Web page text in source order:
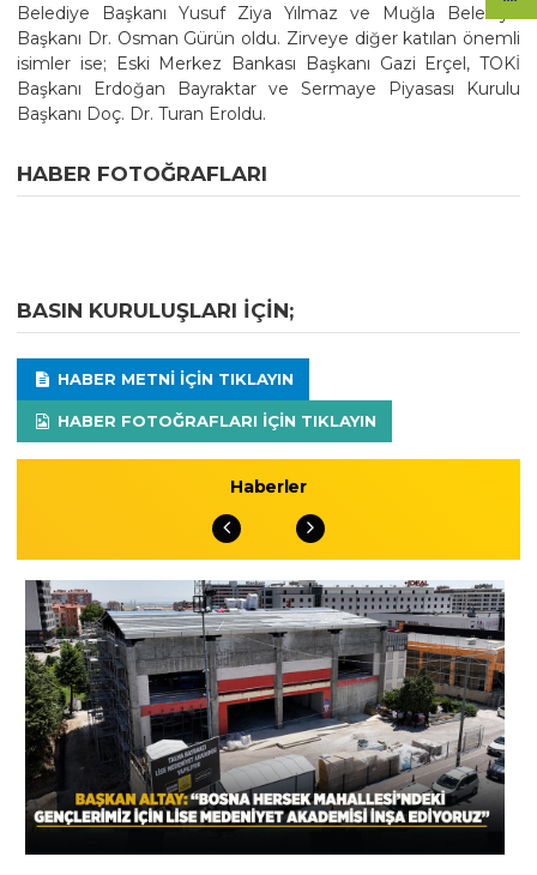
Belediye Başkanı Yusuf Ziya Yılmaz ve Muğla Belediye
Başkanı Dr. Osman Gürün oldu. Zirveye diğer katılan önemli
isimler ise; Eski Merkez Bankası Başkanı Gazi Erçel, TOKİ
Başkanı Erdoğan Bayraktar ve Sermaye Piyasası Kurulu
Başkanı Doç. Dr. Turan Eroldu.
HABER FOTOĞRAFLARI
BASIN KURULUŞLARI IÇIN;
HABER METNI IÇIN TIKLAYIN
HABER FOTOĞRAFLARI IÇIN TIKLAYIN
Haberler